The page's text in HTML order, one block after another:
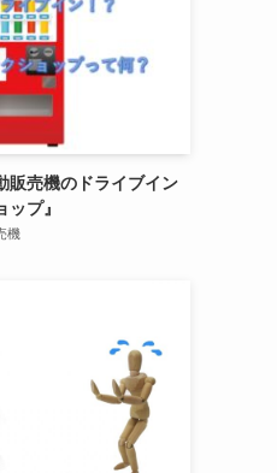
販売機のドライブイン
ップ』
機